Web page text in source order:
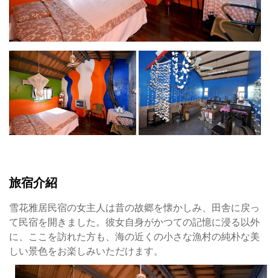
旅宿介紹
雪花雅居民宿の女主人は昔の故郷を懐かしみ、田舎に戻っ
て民宿を開きました。彼女自身がかつての記憶に浸る以外
に、ここを訪れた方も、海の近くの小さな漁村の純朴な美
しい景色をお楽しみいただけます。